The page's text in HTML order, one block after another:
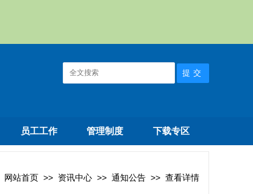
员工工作 管理制度 下载专区
网站首页 >> 资讯中心 >> 通知公告 >> 查看详情